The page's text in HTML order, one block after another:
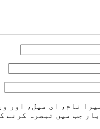
نام، ای میل، اور
جب میں تبصرہ کرنے